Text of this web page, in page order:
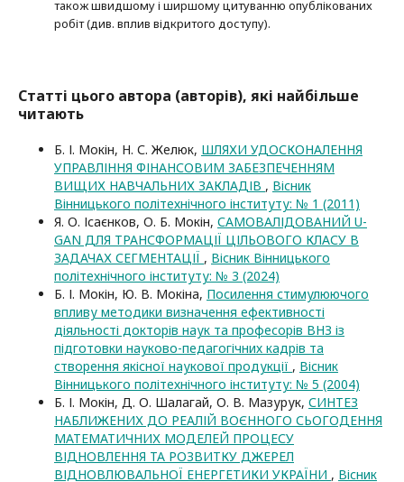
також швидшому і ширшому цитуванню опубліко­ва­них
робіт (див. вплив відкритого доступу).
Статті цього автора (авторів), які найбільше
читають
Б. І. Мокін, Н. С. Желюк, ШЛЯХИ УДОСКОНАЛЕННЯ
УПРАВЛІННЯ ФІНАНСОВИМ ЗАБЕЗПЕЧЕННЯМ
ВИЩИХ НАВЧАЛЬНИХ ЗАКЛАДІВ , Вісник
Вінницького політехнічного інституту: № 1 (2011)
Я. О. Ісаєнков, О. Б. Мокін, САМОВАЛІДОВАНИЙ U-
GAN ДЛЯ ТРАНСФОРМАЦІЇ ЦІЛЬОВОГО КЛАСУ В
ЗАДАЧАХ СЕГМЕНТАЦІЇ , Вісник Вінницького
політехнічного інституту: № 3 (2024)
Б. І. Мокін, Ю. В. Мокіна, Посилення стимулюючого
впливу методики визначення ефективності
діяльності докторів наук та професорів ВНЗ із
підготовки науково-педагогічних кадрів та
створення якісної наукової продукції , Вісник
Вінницького політехнічного інституту: № 5 (2004)
Б. І. Мокін, Д. О. Шалагай, О. В. Мазурук, СИНТЕЗ
НАБЛИЖЕНИХ ДО РЕАЛІЙ ВОЄННОГО СЬОГОДЕННЯ
МАТЕМАТИЧНИХ МОДЕЛЕЙ ПРОЦЕСУ
ВІДНОВЛЕННЯ ТА РОЗВИТКУ ДЖЕРЕЛ
ВІДНОВЛЮВАЛЬНОЇ ЕНЕРГЕТИКИ УКРАЇНИ , Вісник